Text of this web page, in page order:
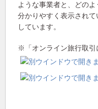
ような事業者と、どの
分かりやすく表示され
しています。
※「オンライン旅行取引